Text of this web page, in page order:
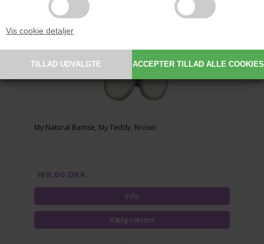
Vis cookie detaljer
My Natural Bamse, My Teddy, Brown
169,00 DKK